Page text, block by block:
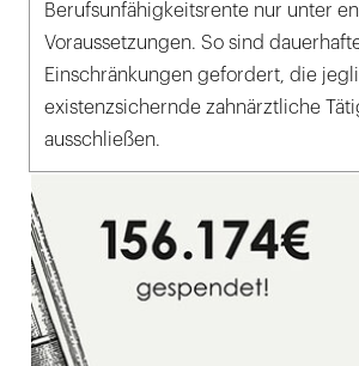
Berufsunfähigkeitsrente nur unter
Voraussetzungen. So sind
Einschränkungen gefordert, die
existenzsichernde zahnärztliche
ausschließen.